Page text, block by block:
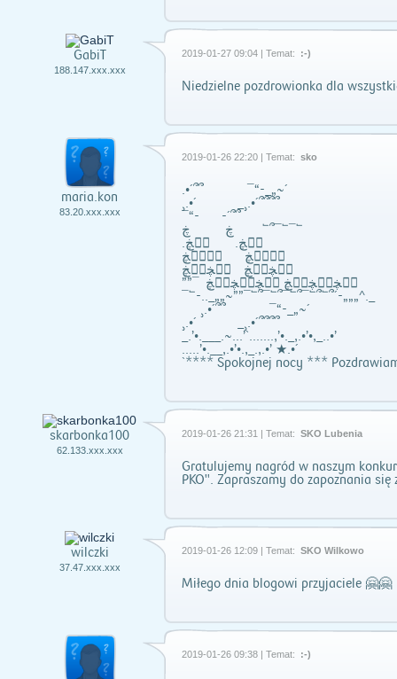
GabiT
188.147.xxx.xxx
2019-01-27 09:04 | Temat: :-)
Niedzielne pozdrowionka dla
maria.kon
83.20.xxx.xxx
2019-01-26 22:20 | Temat: sko
.•´՞՞ ¯“-_„~´
¸.•´ _¸.•´՞՞՞՞
¯“- -´՞՞
ڿ ڿ ՟՞¯՟¯՟
¯՟-.._„„~””¯՟՞¯՟՞¯՟՞¯՟՞՟՞´-
¸.•´՞՞ ¯“-_„~´
¸.•´ _¸.•´՞՞՞՞
_.’•.___.~...’`.......,’•._,.•’•,_..•’
.....’•.__,.•’•.,_.,.•’ ★.•´
`**** Spokojnej nocy ***
skarbonka100
62.133.xxx.xxx
2019-01-26 21:31 | Temat: SKO Lubenia
Gratulujemy nagród w naszym
PKO". Zapraszamy do zapoznania
wilczki
37.47.xxx.xxx
2019-01-26 12:09 | Temat: SKO Wilkowo
Miłego dnia blogowi przyjaciele 🤗🤗
2019-01-26 09:38 | Temat: :-)